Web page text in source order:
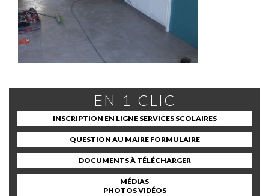
EN 1 CLIC
INSCRIPTION EN LIGNE SERVICES SCOLAIRES
QUESTION AU MAIRE FORMULAIRE
DOCUMENTS À TÉLÉCHARGER
MÉDIAS
PHOTOS VIDÉOS